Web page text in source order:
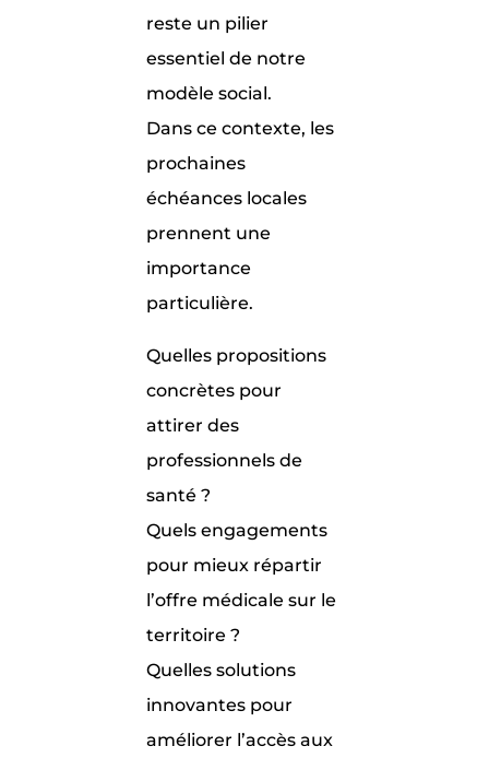
reste un pilier
essentiel de notre
modèle social.
Dans ce contexte, les
prochaines
échéances locales
prennent une
importance
particulière.
Quelles propositions
concrètes pour
attirer des
professionnels de
santé ?
Quels engagements
pour mieux répartir
l’offre médicale sur le
territoire ?
Quelles solutions
innovantes pour
améliorer l’accès aux